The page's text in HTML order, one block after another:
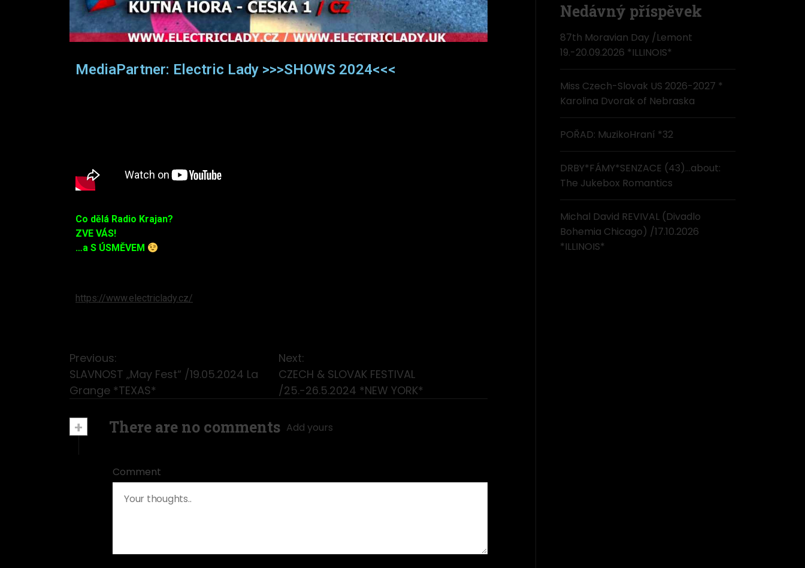
MediaPartner: Electric Lady >>>SHOWS 2024<<<
Co dělá Radio Krajan?
ZVE VÁS!
…a S ÚSMĚVEM
https://www.electriclady.cz/
Previous:
SLAVNOST „May Fest“ /19.05.2024 La
Grange *TEXAS*
Next:
CZECH & SLOVAK FESTIVAL
/25.-26.5.2024 *NEW YORK*
+ There are no comments Add yours
Comment
Nedávný příspěvek
87th Moravian Day /Lemont
19.-20.09.2026 *ILLINOIS*
Miss Czech-Slovak US 2026-2027 *
Karolina Dvorak of Nebraska
POŘAD: MuzikoHraní *32
DRBY*FÁMY*SENZACE (43)…about:
The Jukebox Romantics
Michal David REVIVAL (Divadlo
Bohemia Chicago) /17.10.2026
*ILLINOIS*